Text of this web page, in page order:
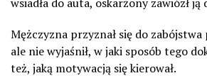
Mężczyzna przyznał się do zabójstwa
ale nie wyjaśnił, w jaki sposób tego
też, jaką motywacją się kierował.